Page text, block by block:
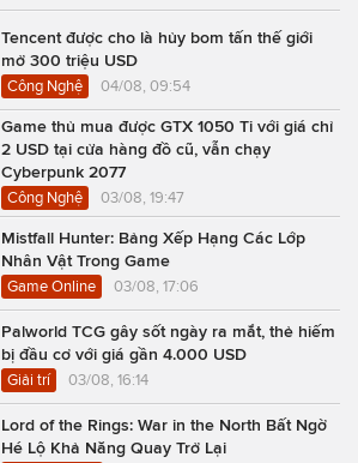
Tencent được cho là hủy bom tấn thế giới
mở 300 triệu USD
Công Nghệ 04/08, 09:54
Game thủ mua được GTX 1050 Ti với giá chỉ
2 USD tại cửa hàng đồ cũ, vẫn chạy
Cyberpunk 2077
Công Nghệ 03/08, 19:47
Mistfall Hunter: Bảng Xếp Hạng Các Lớp
Nhân Vật Trong Game
Game Online 03/08, 17:06
Palworld TCG gây sốt ngày ra mắt, thẻ hiếm
bị đầu cơ với giá gần 4.000 USD
Giải trí 03/08, 16:14
Lord of the Rings: War in the North Bất Ngờ
Hé Lộ Khả Năng Quay Trở Lại